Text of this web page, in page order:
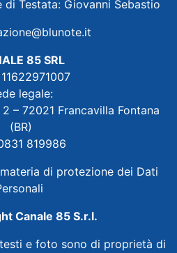
di Testata: Giovanni Sebastio
85 SRL
11622971007
legale:
– 72021 Francavilla Fontana
(BR)
819986
di protezione dei Dati
Canale 85 S.r.l.
e foto sono di proprietà di